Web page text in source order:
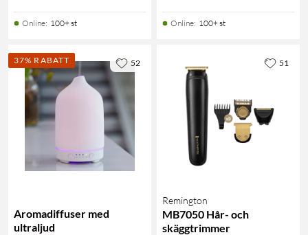
Online: 100+ st Online: 100+ st
37% RABATT
Aromadiffuser med
ultraljud
52
Remington
MB7050 Hår- och
skäggtrimmer
51